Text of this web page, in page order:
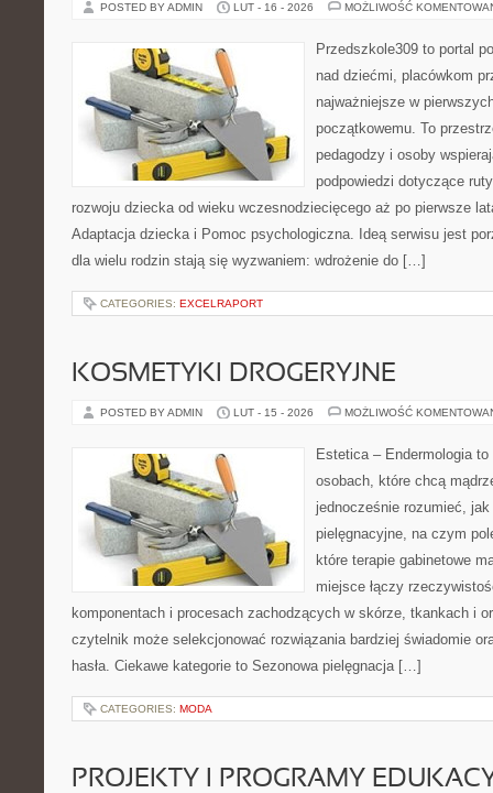
POSTED BY ADMIN LUT - 16 - 2026 MOŻLIWOŚĆ
Przedszkole309 to portal
nad dziećmi, placówkom
najważniejsze w
początkowemu. To
pedagodzy i osoby
podpowiedzi dotyczące
rozwoju dziecka od wieku wczesnodziecięcego aż po pierwsze
Adaptacja dziecka i Pomoc psychologiczna. Ideą serwisu jest
dla wielu rodzin stają się wyzwaniem: wdrożenie do […]
CATEGORIES: EXCELRAPORT
KOSMETYKI DROGERYJNE
POSTED BY ADMIN LUT - 15 - 2026 MOŻLIWOŚĆ
Estetica – Endermologia
osobach, które chcą
jednocześnie rozumieć, jak
pielęgnacyjne, na czym
które terapie gabinetowe
miejsce łączy
komponentach i procesach zachodzących w skórze, tkankach i
czytelnik może selekcjonować rozwiązania bardziej świadomie
hasła. Ciekawe kategorie to Sezonowa pielęgnacja […]
CATEGORIES: MODA
PROJEKTY I PROGRAMY